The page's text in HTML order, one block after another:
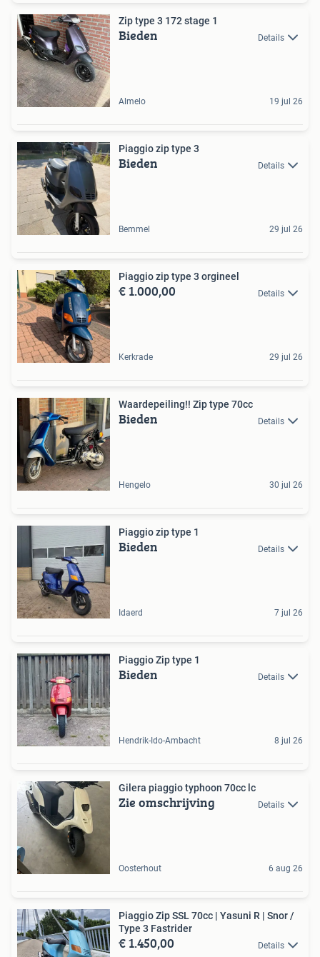
Zip type 3 172 stage 1
Bieden Details
Almelo 19 jul 26
Piaggio zip type 3
Bieden Details
Bemmel 29 jul 26
Piaggio zip type 3 orgineel
€ 1.000,00 Details
Kerkrade 29 jul 26
Waardepeiling!! Zip type 70cc
Bieden Details
Hengelo 30 jul 26
Piaggio zip type 1
Bieden Details
Idaerd 7 jul 26
Piaggio Zip type 1
Bieden Details
Hendrik-Ido-Ambacht 8 jul 26
Gilera piaggio typhoon 70cc lc
Zie omschrijving Details
Oosterhout 6 aug 26
Piaggio Zip SSL 70cc | Yasuni R | Snor /
Type 3 Fastrider
€ 1.450,00 Details